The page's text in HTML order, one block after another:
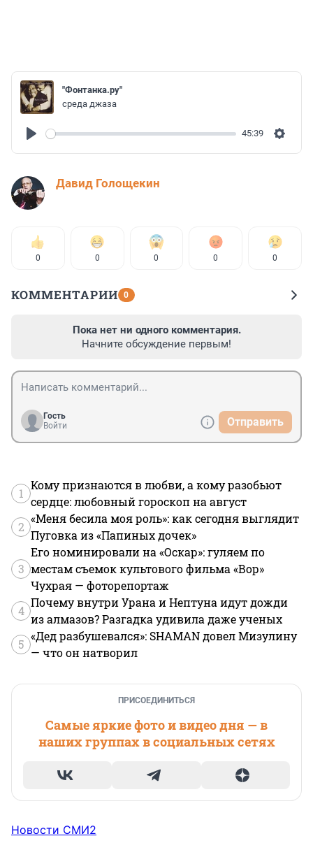
"Фонтанка.ру"
среда джаза
45:39
Давид Голощекин
0 0 0 0 0
КОММЕНТАРИИ 0
Пока нет ни одного комментария.
Начните обсуждение первым!
Гость
Войти
Отправить
1
Кому признаются в любви, а кому разобьют
сердце: любовный гороскоп на август
2
«Меня бесила моя роль»: как сегодня выглядит
Пуговка из «Папиных дочек»
3
Его номинировали на «Оскар»: гуляем по
местам съемок культового фильма «Вор»
Чухрая — фоторепортаж
4
Почему внутри Урана и Нептуна идут дожди
из алмазов? Разгадка удивила даже ученых
5
«Дед разбушевался»: SHAMAN довел Мизулину
— что он натворил
ПРИСОЕДИНИТЬСЯ
Самые яркие фото и видео дня — в
наших группах в социальных сетях
Новости СМИ2